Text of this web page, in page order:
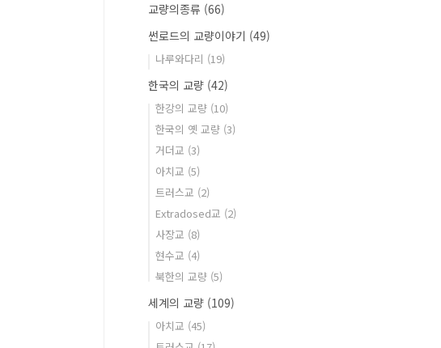
교량의종류 (66)
썬로드의 교량이야기 (49)
나루와다리 (19)
한국의 교량 (42)
한강의 교량 (10)
한국의 옛 교량 (3)
거더교 (3)
아치교 (5)
트러스교 (2)
Extradosed교 (2)
사장교 (8)
현수교 (4)
북한의 교량 (5)
세계의 교량 (109)
아치교 (45)